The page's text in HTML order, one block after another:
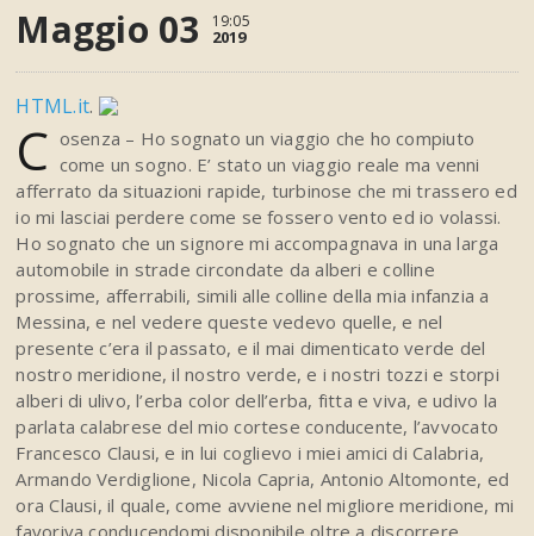
Maggio 03 19:05
2019
HTML.it.
C osenza – Ho sognato un viaggio che ho compiuto
come un sogno. E’ stato un viaggio reale ma venni
afferrato da situazioni rapide, turbinose che mi trassero ed
io mi lasciai perdere come se fossero vento ed io volassi.
Ho sognato che un signore mi accompagnava in una larga
automobile in strade circondate da alberi e colline
prossime, afferrabili, simili alle colline della mia infanzia a
Messina, e nel vedere queste vedevo quelle, e nel
presente c’era il passato, e il mai dimenticato verde del
nostro meridione, il nostro verde, e i nostri tozzi e storpi
alberi di ulivo, l’erba color dell’erba, fitta e viva, e udivo la
parlata calabrese del mio cortese conducente, l’avvocato
Francesco Clausi, e in lui coglievo i miei amici di Calabria,
Armando Verdiglione, Nicola Capria, Antonio Altomonte, ed
ora Clausi, il quale, come avviene nel migliore meridione, mi